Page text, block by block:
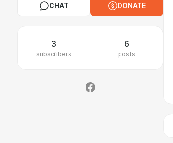
CHAT DONATE
3
subscribers
6
posts